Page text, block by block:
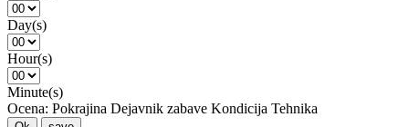
Day(s)
Hour(s)
Minute(s)
Ocena: Pokrajina Dejavnik zabave Kondicija Tehnika